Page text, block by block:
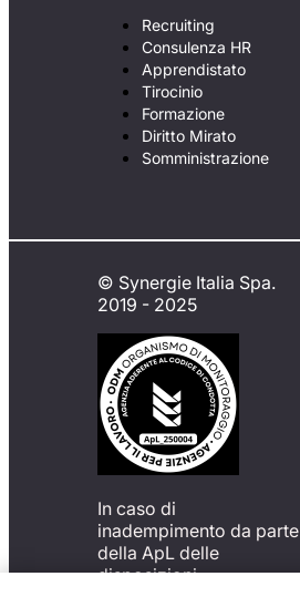
Recruiting
Consulenza HR
Apprendistato
Tirocinio
Formazione
Diritto Mirato
Somministrazione
© Synergie Italia Spa.
2019 - 2025
In caso di
inadempimento da parte
della ApL delle
disposizioni